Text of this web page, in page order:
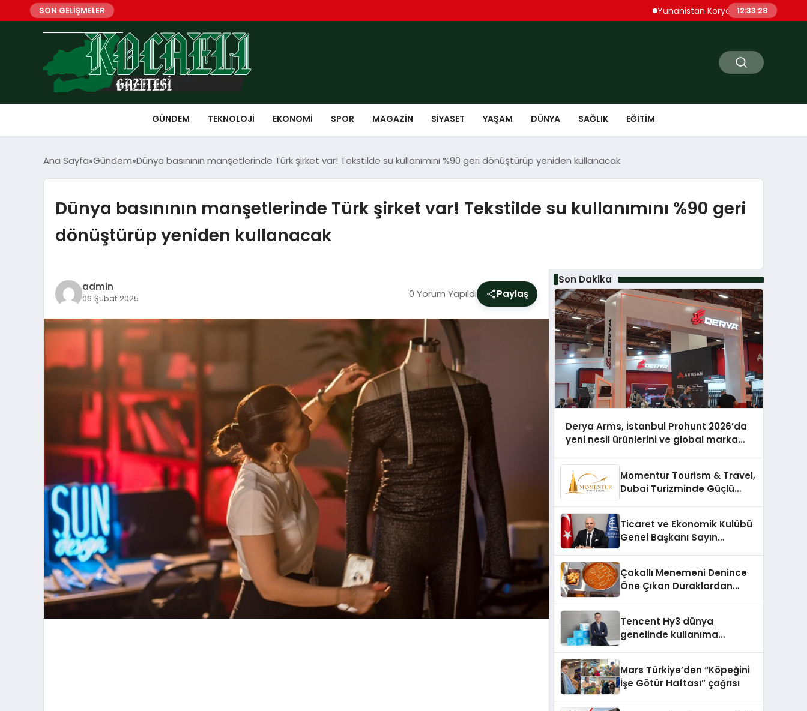
SON GELİŞMELER Yunanistan Korydallos Cezaevi’nde Türk
12:33:30
GÜNDEM TEKNOLOJI EKONOMI SPOR MAGAZIN SIYASET YAŞAM DÜNYA SAĞLIK EĞITIM
Ana Sayfa Gündem Dünya basınının manşetlerinde Türk şirket var! Tekstilde su kullanımını %90 geri dönüştürüp yeniden kullanacak
Dünya basınının manşetlerinde Türk şirket var! Tekstilde su kullanımını %90 geri
dönüştürüp yeniden kullanacak
admin
06 Şubat 2025 0 Yorum Yapıldı Paylaş
Son Dakika
Derya Arms, İstanbul Prohunt 2026’da
yeni nesil ürünlerini ve global marka
Momentur Tourism & Travel,
Dubai Turizminde Güçlü
Ticaret ve Ekonomik Kulübü
Genel Başkanı Sayın
şunları kaydetti:
Çakallı Menemeni Denince
Öne Çıkan Duraklardan
Tencent Hy3 dünya
genelinde kullanıma
Mars Türkiye’den “Köpeğini
İşe Götür Haftası” çağrısı